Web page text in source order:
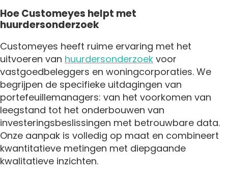
Hoe Customeyes helpt met
huurdersonderzoek
Customeyes heeft ruime ervaring met het
uitvoeren van huurdersonderzoek voor
vastgoedbeleggers en woningcorporaties. We
begrijpen de specifieke uitdagingen van
portefeuillemanagers: van het voorkomen van
leegstand tot het onderbouwen van
investeringsbeslissingen met betrouwbare data.
Onze aanpak is volledig op maat en combineert
kwantitatieve metingen met diepgaande
kwalitatieve inzichten.